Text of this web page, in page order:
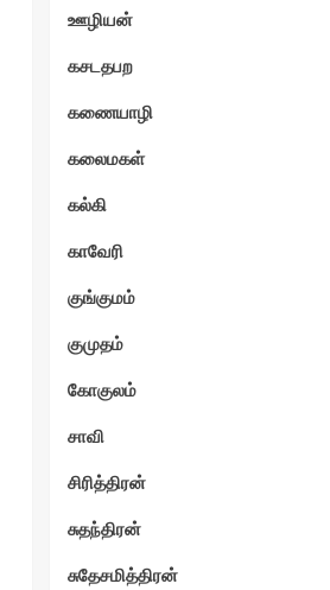
ஊழியன்
கசடதபற
கணையாழி
கலைமகள்
கல்கி
காவேரி
குங்குமம்
குமுதம்
கோகுலம்
சாவி
சிரித்திரன்
சுதந்திரன்
சுதேசமித்திரன்